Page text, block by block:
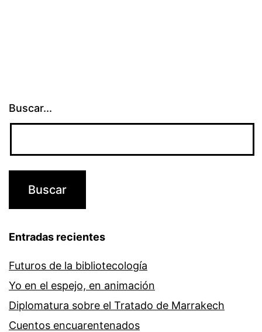
Buscar...
Entradas recientes
Futuros de la bibliotecología
Yo en el espejo, en animación
Diplomatura sobre el Tratado de Marrakech
Cuentos encuarentenados